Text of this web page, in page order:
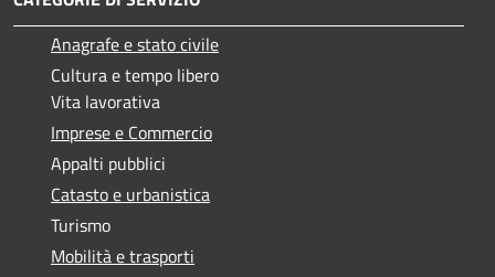
Anagrafe e stato civile
Cultura e tempo libero
Vita lavorativa
Imprese e Commercio
Appalti pubblici
Catasto e urbanistica
Turismo
Mobilità e trasporti